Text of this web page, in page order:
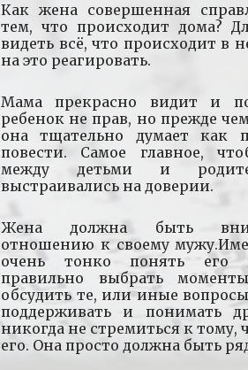
Как жена совершенная
тем, что происходит дома?
видеть всё, что происходит в
на это реагировать.
Мама прекрасно видит и
ребенок не прав, но прежде
она тщательно думает как
повести. Самое главное,
между детьми и
выстраивались на доверии.
Жена должна быть
отношению к своему
очень тонко понять его
правильно выбрать
обсудить те, или иные
поддерживать и понимать
никогда не стремиться к тому,
его. Она просто должна быть